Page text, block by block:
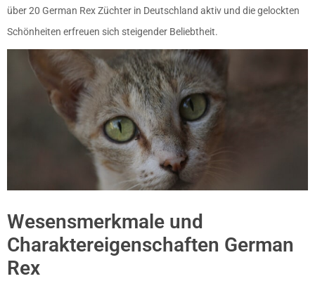
über 20 German Rex Züchter in Deutschland aktiv und die gelockten
Schönheiten erfreuen sich steigender Beliebtheit.
Wesensmerkmale und
Charaktereigenschaften German
Rex